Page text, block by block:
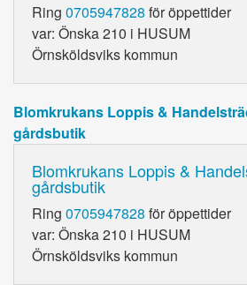
Ring 0705947828 för öppettider
var: Önska 210 i HUSUM
Örnsköldsviks kommun
Blomkrukans Loppis &
gårdsbutik
Blomkrukans Loppis &
gårdsbutik
Ring 0705947828 för öppettider
var: Önska 210 i HUSUM
Örnsköldsviks kommun